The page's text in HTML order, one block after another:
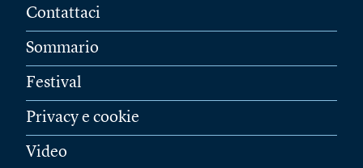
Contattaci
Sommario
Festival
Privacy e cookie
Video